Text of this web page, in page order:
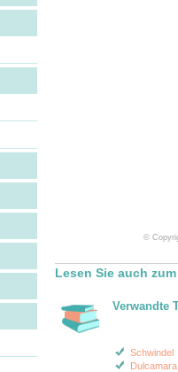
©
Lesen Sie auch
Verwandte
Schwindel
Dulcamara